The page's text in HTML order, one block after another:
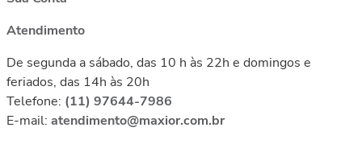
Atendimento
De segunda a sábado, das 10 h às 22h e domingos e
feriados, das 14h às 20h
Telefone: (11) 97644-7986
E-mail: atendimento@maxior.com.br